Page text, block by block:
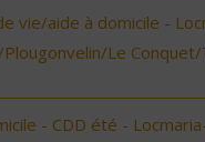
vie/aide à domicile -
Plougonvelin/Le
- CDD été -